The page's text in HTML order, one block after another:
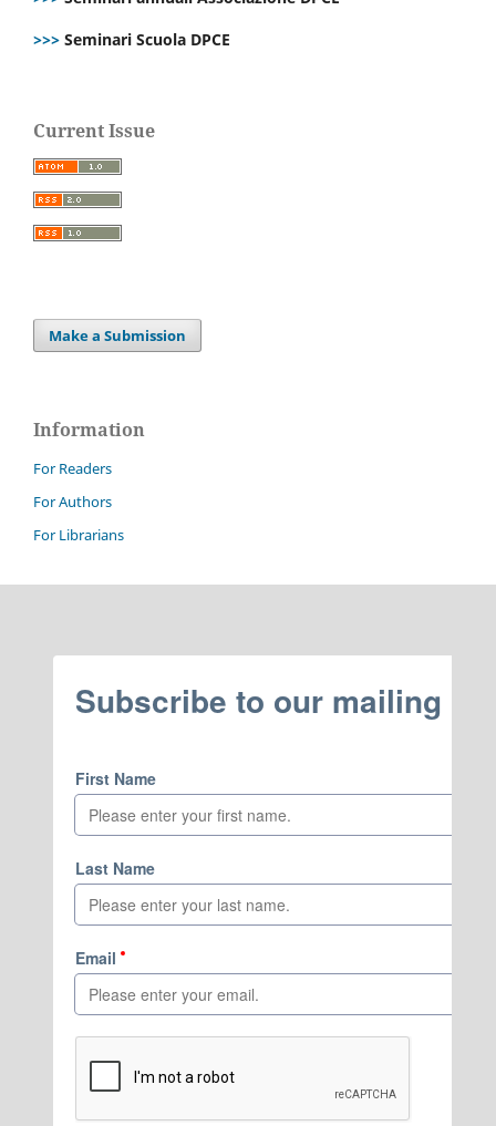
>>> Seminari Scuola DPCE
Current Issue
Make a Submission
Information
For Readers
For Authors
For Librarians